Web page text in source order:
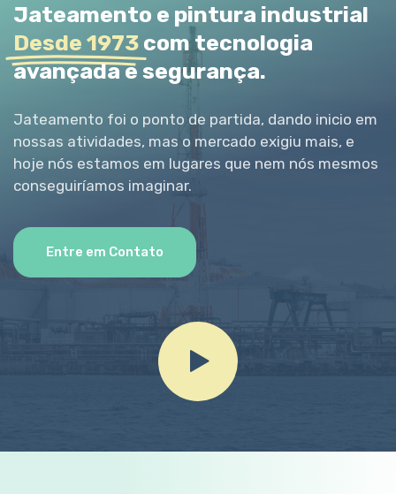
Jateamento e pintura industrial
Desde 1973 com tecnologia
avançada e segurança.
Jateamento foi o ponto de partida, dando inicio em
nossas atividades, mas o mercado exigiu mais, e
hoje nós estamos em lugares que nem nós mesmos
conseguiríamos imaginar.
Entre em Contato